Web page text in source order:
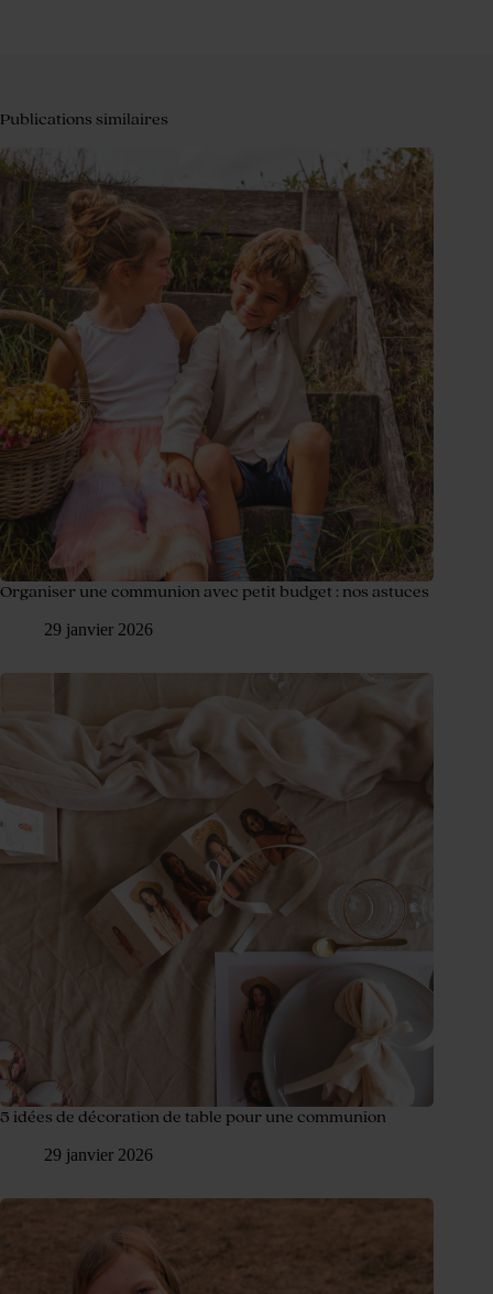
Publications similaires
Organiser une communion avec petit budget : nos astuces
29 janvier 2026
5 idées de décoration de table pour une communion
29 janvier 2026